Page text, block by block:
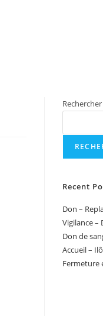
Rechercher
Recent
Don –
Vigilance –
Don de
Accueil –
Fermeture